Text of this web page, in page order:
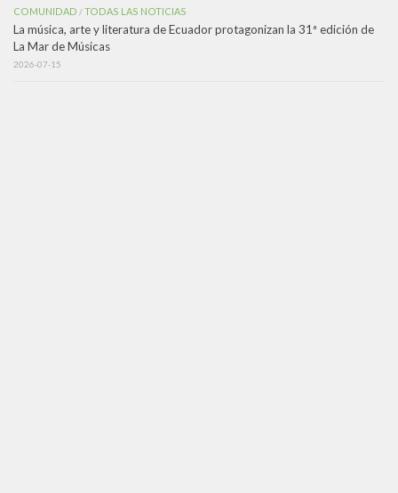
COMUNIDAD /TODAS LAS NOTICIAS
La música, arte y literatura de Ecuador protagonizan la 31ª edición de
La Mar de Músicas
2026-07-15